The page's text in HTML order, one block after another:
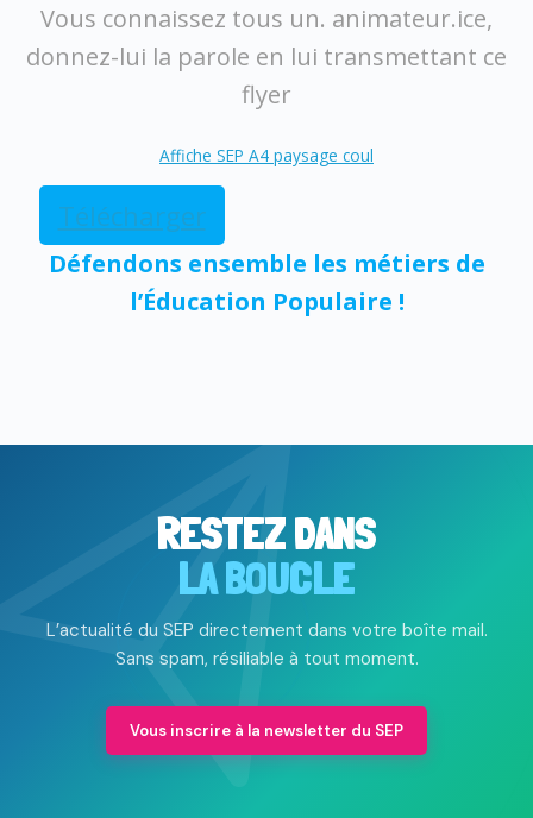
Vous connaissez tous un. animateur.ice,
donnez-lui la parole en lui transmettant ce
flyer
Affiche SEP A4 paysage coul
Télécharger
Défendons ensemble les métiers de
l’Éducation Populaire !
RESTEZ DANS
LA BOUCLE
L’actualité du SEP directement dans votre boîte mail.
Sans spam, résiliable à tout moment.
Vous inscrire à la newsletter du SEP